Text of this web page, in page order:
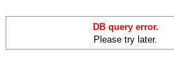
DB query error.
Please try later.